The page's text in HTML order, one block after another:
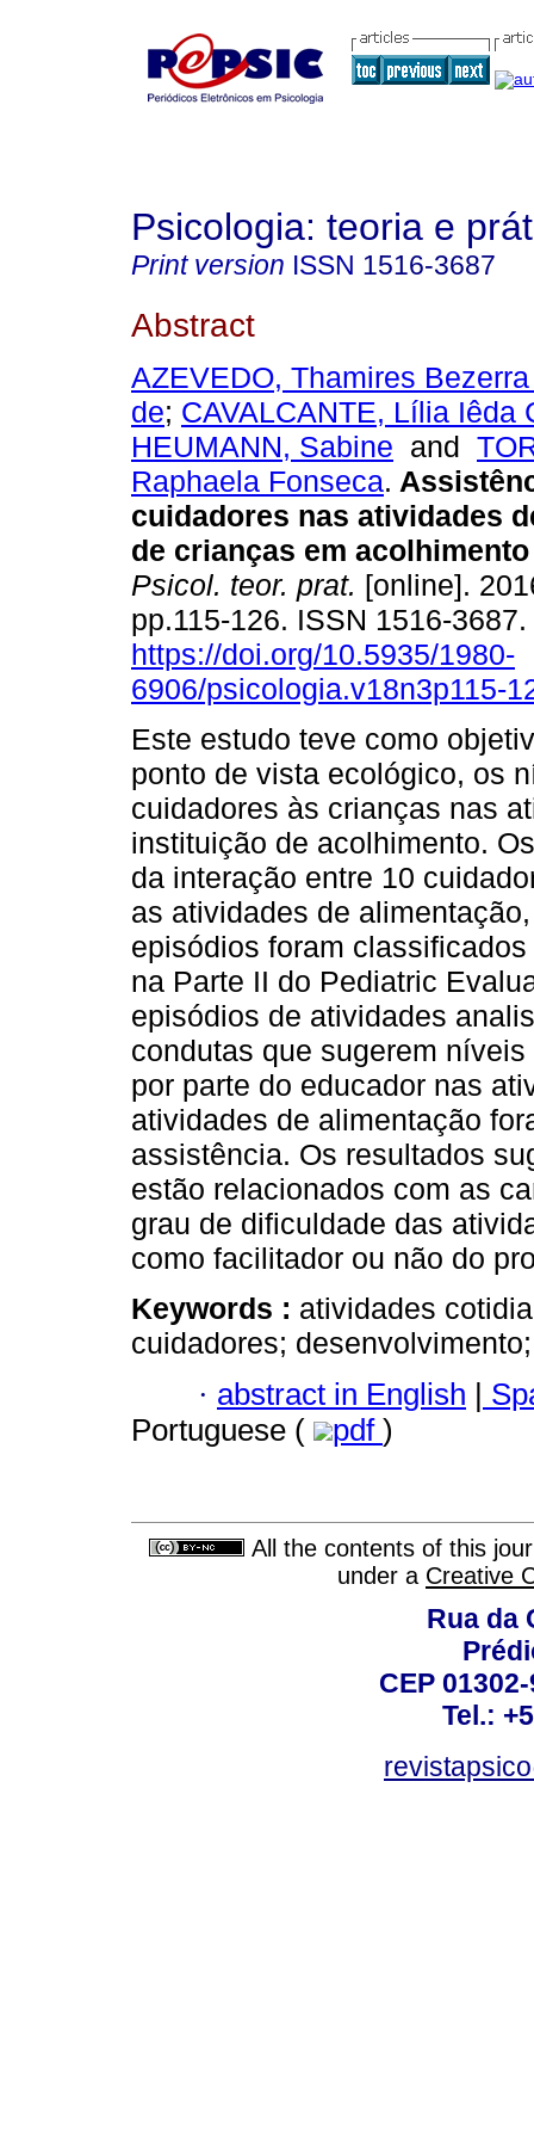
Psicologia: teoria e
Print version ISSN 1516-3687
Abstract
AZEVEDO, Thamires
de; CAVALCANTE, Lília Iêda
HEUMANN, Sabine and
Raphaela Fonseca.
cuidadores nas atividades
de crianças em
Psicol. teor. prat. [online].
pp.115-126. ISSN 1516-3687.
https://doi.org/10.5935/1980-
6906/psicologia.v18n3p115-
Este estudo teve como
ponto de vista ecológico, os
cuidadores às crianças nas
instituição de acolhimento.
da interação entre 10
as atividades de
episódios foram
na Parte II do Pediatric
episódios de atividades
condutas que sugerem
por parte do educador nas
atividades de alimentação
assistência. Os resultados
estão relacionados com as
grau de dificuldade das
como facilitador ou não do
Keywords : atividades
cuidadores;
· abstract in English |
Portuguese (
pdf )
All the contents of this
under a Creative
Rua da
CEP
Tel.: